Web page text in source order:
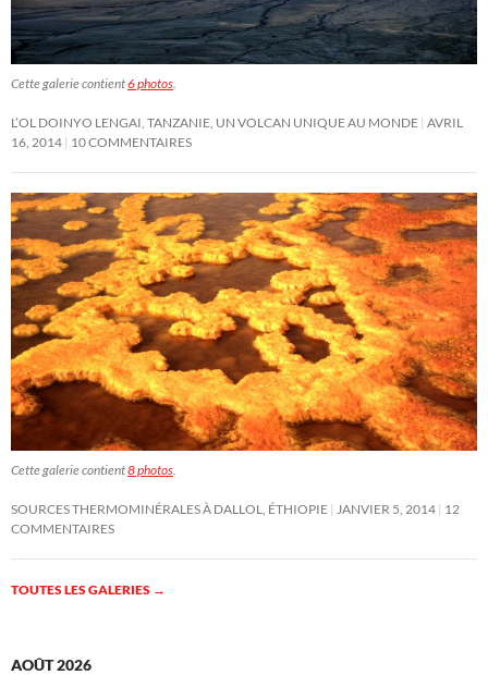
Cette galerie contient6 photos
L’OL DOINYO LENGAI, TANZANIE, UN VOLCAN UNIQUE AU MONDE AVRIL
16, 2014 10 COMMENTAIRES
Cette galerie contient8 photos
SOURCES THERMOMINÉRALES À DALLOL, ÉTHIOPIE JANVIER 5, 2014 12
COMMENTAIRES
TOUTES LES GALERIES →
AOÛT 2026